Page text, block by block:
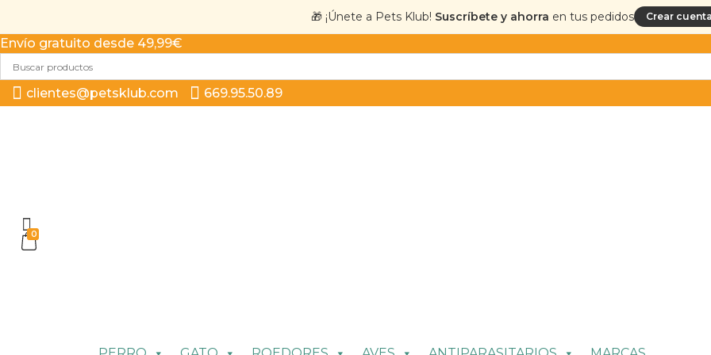
🎁 ¡Únete a Pets Klub! Suscríbete y ahorra en tus pedidos Crear
Envío gratuito desde 49,99€
clientes@petsklub.com 669.95.50.89
0